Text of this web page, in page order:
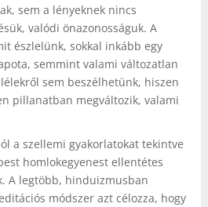
sem a lényeknek nincs
valódi önazonosságuk. A
észlelünk, sokkal inkább egy
semmint valami változatlan
sem beszélhetünk, hiszen
pillanatban megváltozik, valami
a szellemi gyakorlatokat tekintve
homlokegyenest ellentétes
A legtöbb, hinduizmusban
módszer azt célozza, hogy